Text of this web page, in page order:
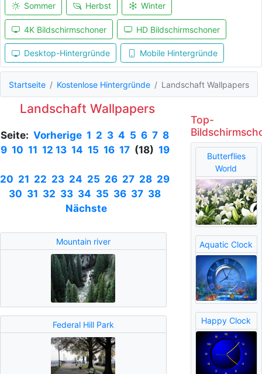
Sommer Herbst Winter
4K Bildschirmschoner HD Bildschirmschoner
Desktop-Hintergründe Mobile Hintergründe
Startseite Kostenlose Hintergründe Landschaft Wallpapers
Landschaft Wallpapers
Seite:Vorherige 1 2 3 4 5 6 7 8
9 10 11 12 13 14 15 16 17(18) 19
20 21 22 23 24 25 26 27 28 29
30 31 32 33 34 35 36 37 38
Nächste
Mountain river
Federal Hill Park
Top-
Butterflies
World
Aquatic Clock
Happy Clock